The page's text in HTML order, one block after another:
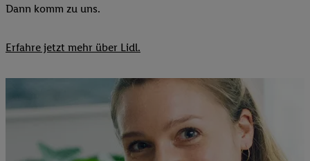
Dann komm zu uns.​
Erfahre jetzt mehr über Lidl.